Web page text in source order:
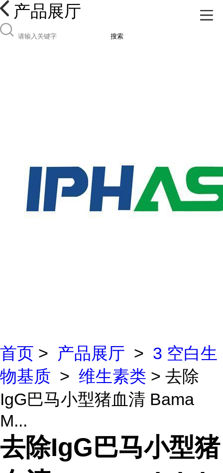
产品展厅
搜索
首页 > 产品展厅 > 3 空白生
物基质 > 维生素类 > 去除
IgG巴马小型猪血清 Bama
M...
去除IgG巴马小型猪